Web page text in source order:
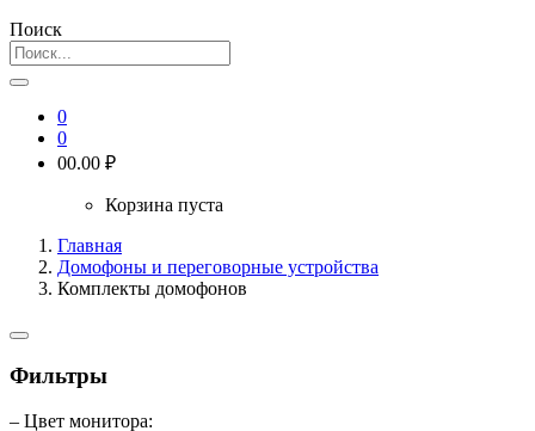
Поиск
0
0
00.00 ₽
Корзина пуста
Главная
Домофоны и переговорные устройства
Комплекты домофонов
Фильтры
– Цвет монитора: